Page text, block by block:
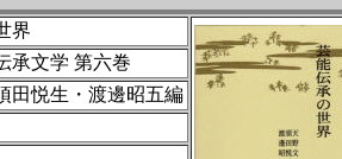
界
承文学 第六巻
田悦生・渡邊昭五編